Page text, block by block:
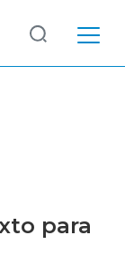
para